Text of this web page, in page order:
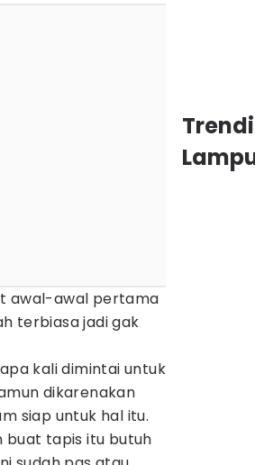
awal-awal pertama
terbiasa jadi gak
kali dimintai untuk
dikarenakan
siap untuk hal itu.
buat tapis itu butuh